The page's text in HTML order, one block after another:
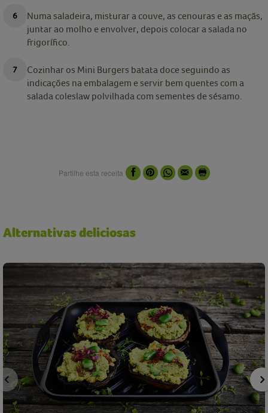
Numa saladeira, misturar a couve, as cenouras e as maçãs,
juntar ao molho e envolver, depois colocar a salada no
frigorífico.
Cozinhar os Mini Burgers batata doce seguindo as
indicações na embalagem e servir bem quentes com a
salada coleslaw polvilhada com sementes de sésamo.
Partilhe esta receita
Alternativas deliciosas